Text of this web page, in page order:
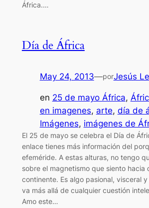
África.…
Día de África
May 24, 2013—porJesús
en 25 de mayo África,
en imagenes, arte, día de
Imágenes, imágenes de
El 25 de mayo se celebra el Día de
enlace tienes más información del
efeméride. A estas alturas, no tengo
sobre el magnetismo que siento hacia
continente. Es algo pasional, visceral
va más allá de cualquier cuestión
Amo este…